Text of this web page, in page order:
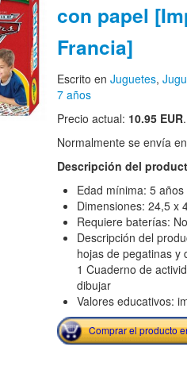
con papel
Francia]
Escrito en Juguetes,
7 años
Precio actual: 10.95 EUR.
Normalmente se envía
Descripción del
Edad mínima: 5 años
Dimensiones: 24,5 x
Requiere baterías: No
Descripción del
hojas de pegatinas y
1 Cuaderno de
dibujar
Valores educativos:
Comprar el producto